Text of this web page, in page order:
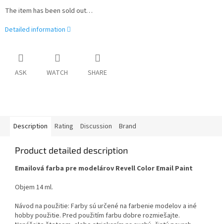
The item has been sold out…
Detailed information
ASK WATCH SHARE
Description Rating Discussion Brand
Product detailed description
Emailová farba pre modelárov Revell Color Email Paint
Objem 14 ml.
Návod na použitie: Farby sú určené na farbenie modelov a iné
hobby použitie. Pred použitím farbu dobre rozmiešajte.